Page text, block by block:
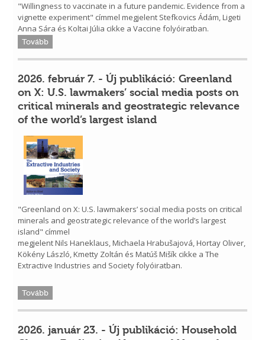
"Willingness to vaccinate in a future pandemic. Evidence from a
vignette experiment" címmel megjelent Stefkovics Ádám, Ligeti
Anna Sára és Koltai Júlia cikke a Vaccine folyóiratban.
Tovább
2026. február 7. - Új publikáció: Greenland
on X: U.S. lawmakers’ social media posts on
critical minerals and geostrategic relevance
of the world’s largest island
"Greenland on X: U.S. lawmakers’ social media posts on critical
minerals and geostrategic relevance of the world’s largest
island" címmel
megjelent Nils Haneklaus, Michaela Hrabušajová, Hortay Oliver,
Kökény László, Kmetty Zoltán és Matúš Mišík cikke a The
Extractive Industries and Society folyóiratban.
Tovább
2026. január 23. - Új publikáció: Household